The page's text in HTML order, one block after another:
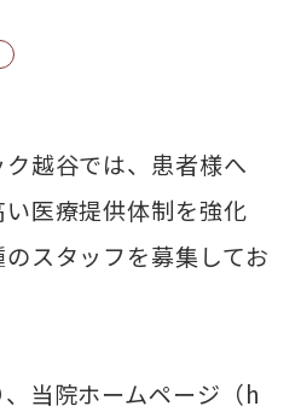
越谷では、患者様へ
医療提供体制を強化
スタッフを募集してお
当院ホームページ（h